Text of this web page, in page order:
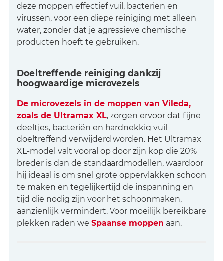
deze moppen effectief vuil, bacteriën en
virussen, voor een diepe reiniging met alleen
water, zonder dat je agressieve chemische
producten hoeft te gebruiken.
Doeltreffende reiniging dankzij
hoogwaardige microvezels
De microvezels in de moppen van Vileda,
zoals de Ultramax XL, zorgen ervoor dat fijne
deeltjes, bacteriën en hardnekkig vuil
doeltreffend verwijderd worden. Het Ultramax
XL-model valt vooral op door zijn kop die 20%
breder is dan de standaardmodellen, waardoor
hij ideaal is om snel grote oppervlakken schoon
te maken en tegelijkertijd de inspanning en
tijd die nodig zijn voor het schoonmaken,
aanzienlijk vermindert. Voor moeilijk bereikbare
plekken raden we Spaanse moppen aan.